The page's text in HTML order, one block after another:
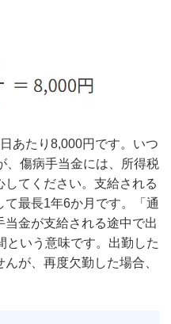
あたり8,000円です。いつ
、傷病手当金には、所得税
してください。支給される
最長1年6か月です。「通
金が支給される途中で出
という意味です。出勤した
が、再度欠勤した場合、